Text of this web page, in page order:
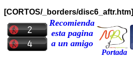
[CORTOS/_borders/disc6_aftr.htm]
Recomienda
esta pagina
a un amigo
Portada